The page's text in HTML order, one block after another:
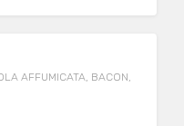
AFFUMICATA, BACON,